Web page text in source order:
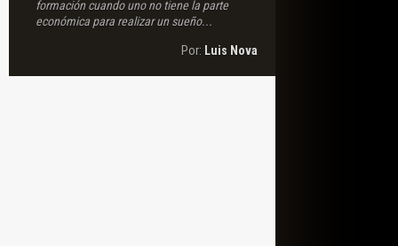
formación cuando uno no tiene la parte
económica para realizar un sueño...
Por: Luis Nova